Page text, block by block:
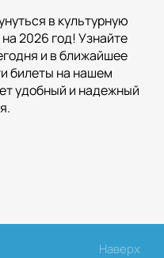
в культурную
2026 год! Узнайте
и в ближайшее
билеты на нашем
удобный и надежный
Наверх